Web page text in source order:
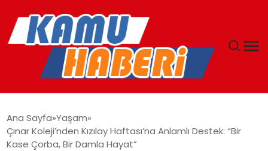
YAŞAM
Ana Sayfa Yaşam
Çınar Koleji’nden Kızılay Haftası’na Anlamlı Destek: “Bir
Kase Çorba, Bir Damla Hayat”